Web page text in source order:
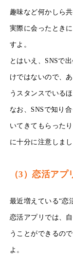
趣味など何かしら
実際に会ったとき
すよ。
とはいえ、SNSで
けではないので、
うスタンスでいる
なお、SNSで知り
いてきてもらった
に十分に注意しまし
（3）恋活アプ
最近増えている“恋
恋活アプリでは、
うことができるの
よ。